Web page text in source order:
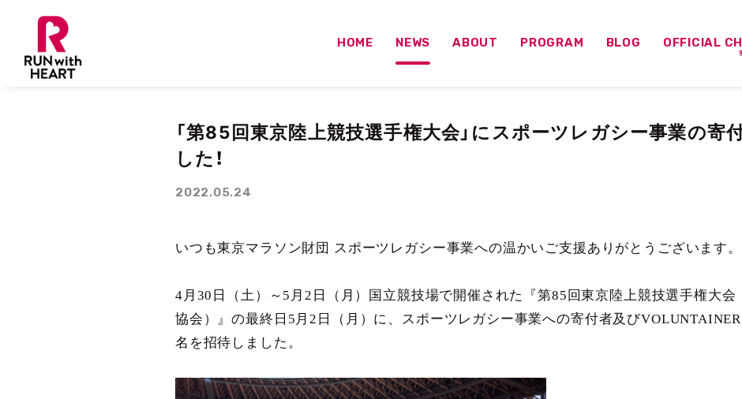
HOME NEWS ABOUT PROGRAM BLOG OFFICIAL
「第85回東京陸上競技選手権大会」にスポーツレガシー事業の寄
した！
2022.05.24
いつも東京マラソン財団 スポーツレガシー事業への温かいご支援ありがとうございます。
4月30日（土）～5月2日（月）国立競技場で開催された『第85回東京陸上競技選手権大会
協会）』の最終日5月2日（月）に、スポーツレガシー事業への寄付者及び
名を招待しました。